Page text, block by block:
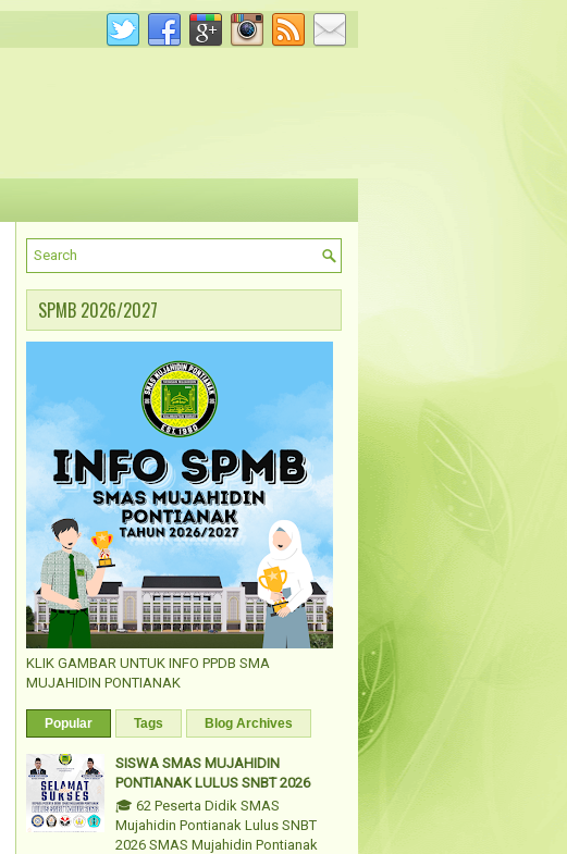
SPMB 2026/2027
KLIK GAMBAR UNTUK INFO PPDB SMA
MUJAHIDIN PONTIANAK
Popular Tags Blog Archives
SISWA SMAS MUJAHIDIN
PONTIANAK LULUS SNBT 2026
🎓 62 Peserta Didik SMAS
Mujahidin Pontianak Lulus SNBT
2026 SMAS Mujahidin Pontianak